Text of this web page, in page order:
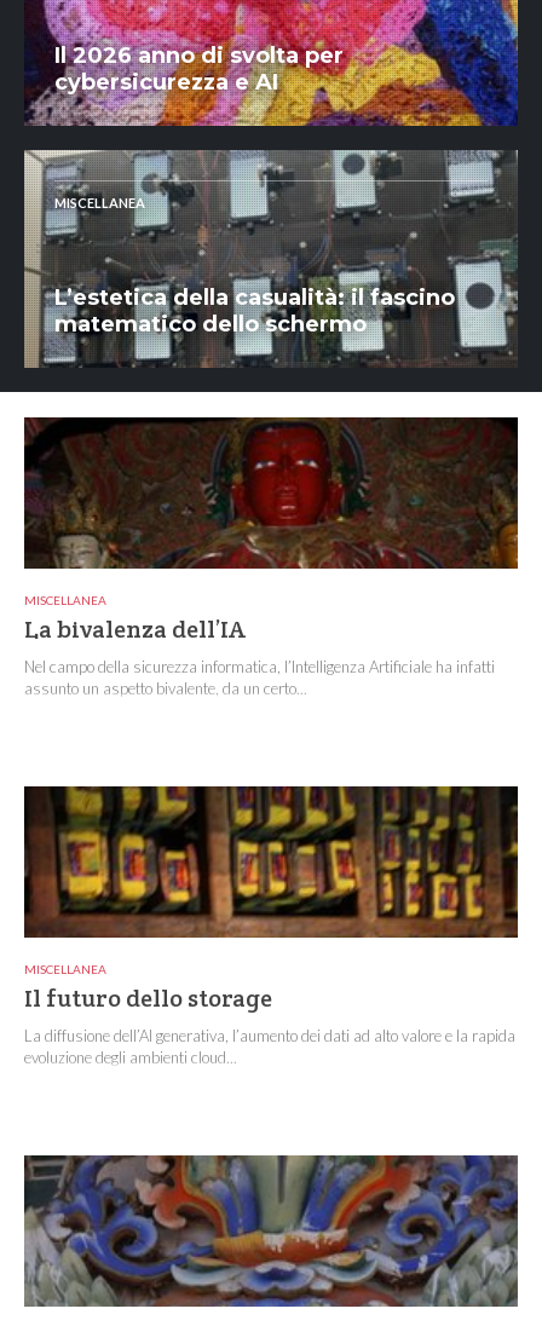
Il 2026 anno di svolta per
cybersicurezza e AI
MISCELLANEA
L’estetica della casualità: il fascino
matematico dello schermo
MISCELLANEA
La bivalenza dell’IA
Nel campo della sicurezza informatica, l’Intelligenza Artificiale ha infatti
assunto un aspetto bivalente, da un certo...
MISCELLANEA
Il futuro dello storage
La diffusione dell’AI generativa, l’aumento dei dati ad alto valore e la rapida
evoluzione degli ambienti cloud...